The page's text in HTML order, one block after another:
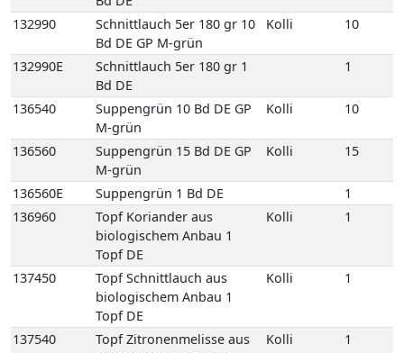
136560
Suppengrün 15 Bd DE GP
M-grün
Kolli 15
136560E Suppengrün 1 Bd DE
1
136960
Topf Koriander aus
biologischem Anbau 1
Topf DE
1
137450
Topf Schnittlauch aus
biologischem Anbau 1
Topf DE
Kolli 1
137540
Topf Zitronenmelisse aus
biologischem Anbau 1
Topf DE
1
Speisekartoffeln
festkochend 2,5 kg
gepackt 8 Carryfresh 35+
DE GP H-grün
119170
Speisekartoffeln
Kolli 12